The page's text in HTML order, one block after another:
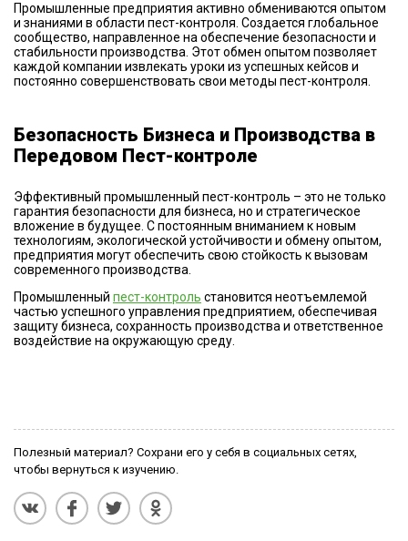
Промышленные предприятия активно обмениваются опытом
и знаниями в области пест-контроля. Создается глобальное
сообщество, направленное на обеспечение безопасности и
стабильности производства. Этот обмен опытом позволяет
каждой компании извлекать уроки из успешных кейсов и
постоянно совершенствовать свои методы пест-контроля.
Безопасность Бизнеса и Производства в
Передовом Пест-контроле
Эффективный промышленный пест-контроль – это не только
гарантия безопасности для бизнеса, но и стратегическое
вложение в будущее. С постоянным вниманием к новым
технологиям, экологической устойчивости и обмену опытом,
предприятия могут обеспечить свою стойкость к вызовам
современного производства.
Промышленный пест-контроль становится неотъемлемой
частью успешного управления предприятием, обеспечивая
защиту бизнеса, сохранность производства и ответственное
воздействие на окружающую среду.
Полезный материал? Сохрани его у себя в социальных сетях,
чтобы вернуться к изучению.